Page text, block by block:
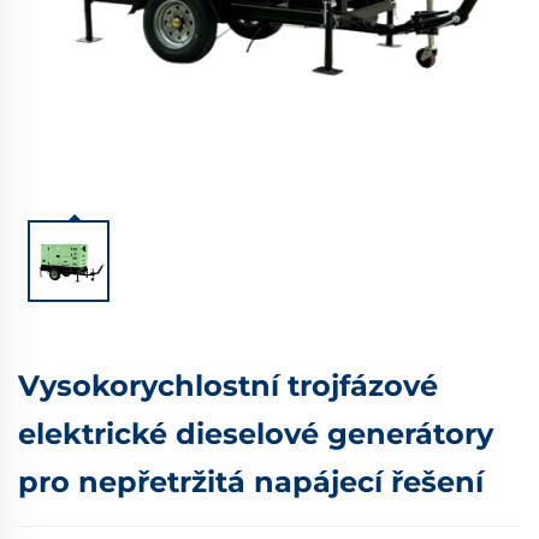
Vysokorychlostní trojfázové
elektrické dieselové generátory
pro nepřetržitá napájecí řešení